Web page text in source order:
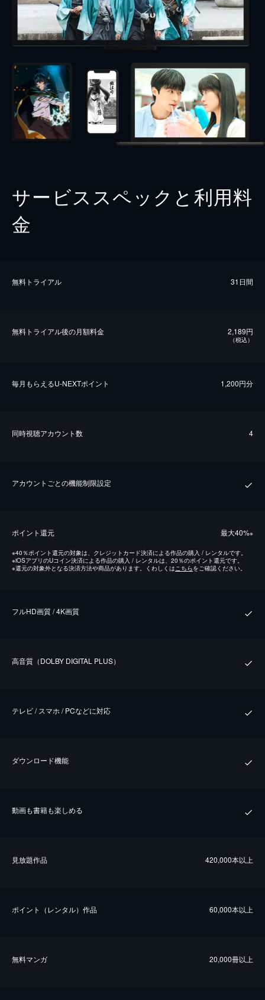
サービススペックと利用料
金
無料トライアル 31日間
無料トライアル後の⽉額料金 2,189円
（税込）
毎⽉もらえるU-NEXTポイント 1,200円分
同時視聴アカウント数 4
アカウントごとの機能制限設定
ポイント還元 最⼤40%※
※40％ポイント還元の対象は、クレジットカード決済による作品の購入 / レンタルです。
※iOSアプリのUコイン決済による作品の購入 / レンタルは、20％のポイント還元です。
※還元の対象外となる決済方法や商品があります。くわしくは こちらをご確認ください。
フルHD画質 / 4K画質
⾼⾳質（DOLBY DIGITAL PLUS）
テレビ / スマホ / PCなどに対応
ダウンロード機能
動画も書籍も楽しめる
⾒放題作品 420,000本以上
ポイント（レンタル）作品 60,000本以上
無料マンガ 20,000冊以上